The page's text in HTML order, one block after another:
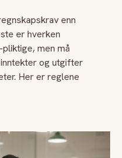
enn
er hverken
men må
og utgifter
Her er reglene